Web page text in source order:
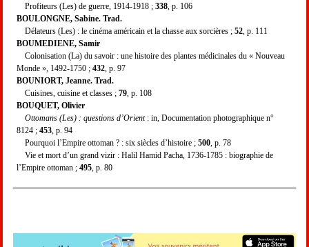
Profiteurs (Les) de guerre, 1914-1918 ; 338 , p. 106
BOULONGNE, Sabine. Trad.
Délateurs (Les) : le cinéma américain et la chasse aux sorcières ; 52 , p. 111
BOUMEDIENE, Samir
Colonisation (La) du savoir : une histoire des plantes médicinales du « Nouveau
Monde », 1492-1750 ; 432 , p. 97
BOUNIORT, Jeanne. Trad.
Cuisines, cuisine et classes ; 79 , p. 108
BOUQUET, Olivier
Ottomans (Les) : questions d’Orient: in, Documentation photographique n°
8124 ; 453 , p. 94
Pourquoi l’Empire ottoman ? : six siècles d’histoire ; 500 , p. 78
Vie et mort d’un grand vizir : Halil Hamid Pacha, 1736-1785 : biographie de
l’Empire ottoman ; 495 , p. 80